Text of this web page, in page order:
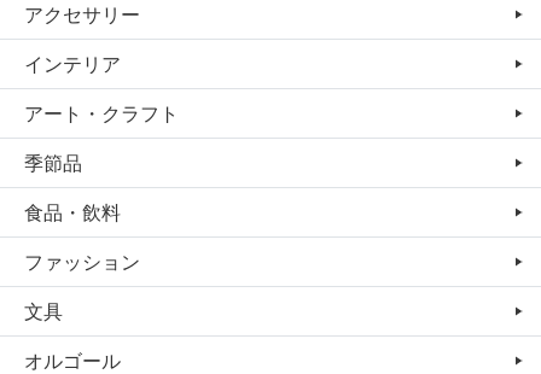
アクセサリー
インテリア
アート・クラフト
季節品
食品・飲料
ファッション
文具
オルゴール